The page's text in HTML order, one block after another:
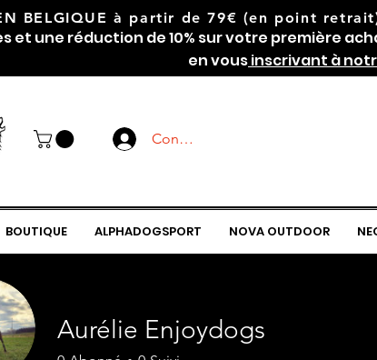
BELGIQUEà partir de 79€ (en point
et une réduction de 10% sur votre première
en vousinscrivant à
Connexion
BOUTIQUE ALPHADOGSPORT NOVA OUTDOOR
Aurélie Enjoydogs